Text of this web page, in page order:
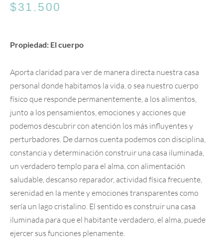
$31.500
Propiedad: El cuerpo
Aporta claridad para ver de manera directa nuestra casa
personal donde habitamos la vida, o sea nuestro cuerpo
físico que responde permanentemente, a los alimentos,
junto a los pensamientos, emociones y acciones que
podemos descubrir con atención los más influyentes y
perturbadores. De darnos cuenta podemos con disciplina,
constancia y determinación construir una casa iluminada,
un verdadero templo para el alma, con alimentación
saludable, descanso reparador, actividad física frecuente,
serenidad en la mente y emociones transparentes como
sería un lago cristalino. El sentido es construir una casa
iluminada para que el habitante verdadero, el alma, puede
ejercer sus funciones plenamente.